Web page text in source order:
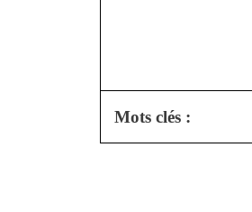
Mots clés :